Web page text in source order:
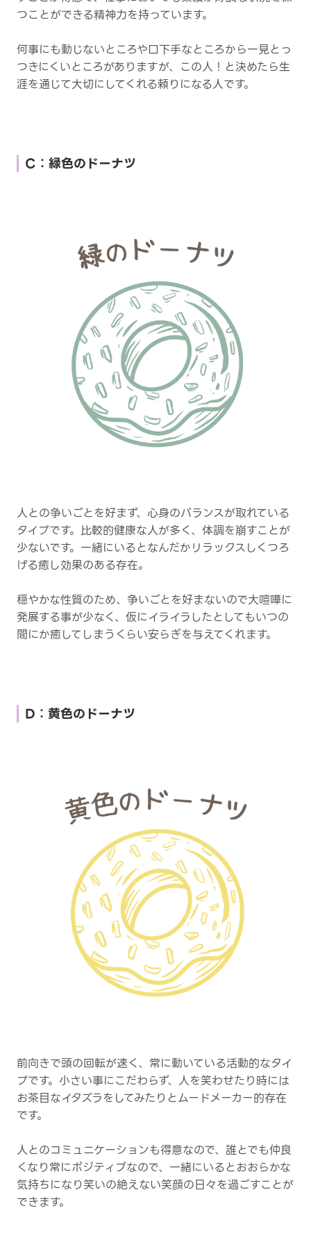
つことができる精神力を持っています。
何事にも動じないところや口下手なところから一見とっ
つきにくいところがありますが、この人！と決めたら生
涯を通じて大切にしてくれる頼りになる人です。
C：緑色のドーナツ
人との争いごとを好まず、心身のバランスが取れている
タイプです。比較的健康な人が多く、体調を崩すことが
少ないです。一緒にいるとなんだかリラックスしくつろ
げる癒し効果のある存在。
穏やかな性質のため、争いごとを好まないので大喧嘩に
発展する事が少なく、仮にイライラしたとしてもいつの
間にか癒してしまうくらい安らぎを与えてくれます。
D：黄色のドーナツ
前向きで頭の回転が速く、常に動いている活動的なタイ
プです。小さい事にこだわらず、人を笑わせたり時には
お茶目なイタズラをしてみたりとムードメーカー的存在
です。
人とのコミュニケーションも得意なので、誰とでも仲良
くなり常にポジティブなので、一緒にいるとおおらかな
気持ちになり笑いの絶えない笑顔の日々を過ごすことが
できます。